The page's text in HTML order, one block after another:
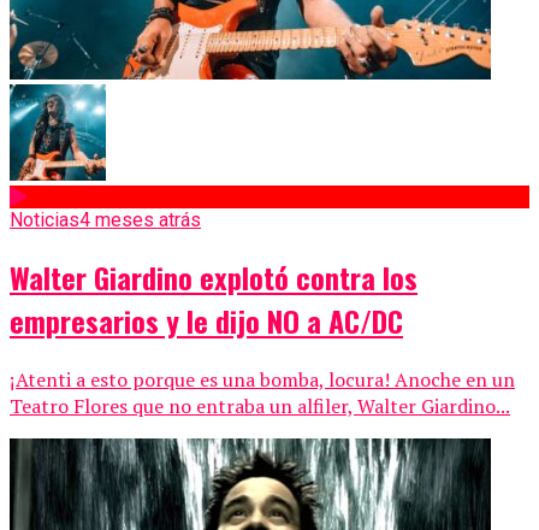
Noticias4 meses atrás
Walter Giardino explotó contra los
empresarios y le dijo NO a AC/DC
¡Atenti a esto porque es una bomba, locura! Anoche en un
Teatro Flores que no entraba un alfiler, Walter Giardino...